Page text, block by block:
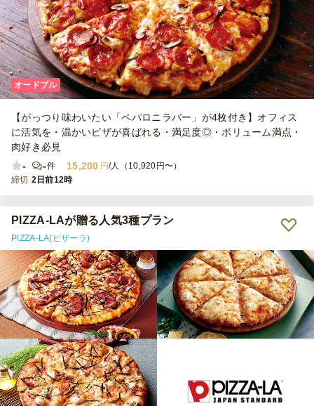
オードブル
【がっつり味わいたい「ペパロニラバー」が4枚付き】オフィス
に活気を・温かいピザが喜ばれる・満足度◎・ボリューム満点・
肉好き必見
-
-件 15,200 円/人（10,920円〜）
締切 2日前12時
PIZZA-LAが贈る人気3種プラン
PIZZA-LA(ピザーラ)